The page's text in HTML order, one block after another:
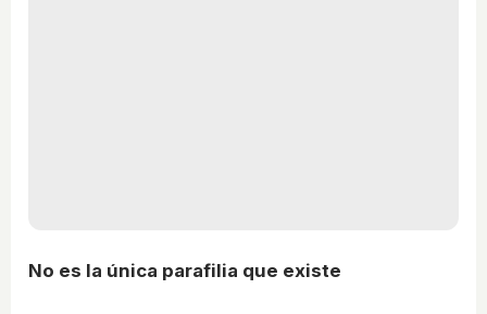
No es la única parafilia que existe